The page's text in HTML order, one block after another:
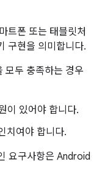
트폰 또는 태블릿처
구현을 의미합니다.
모두 충족하는 경우
이 있어야 합니다.
치여야 합니다.
요구사항은 Android